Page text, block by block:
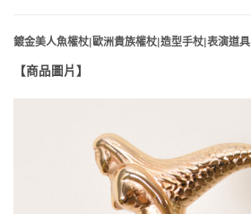
鍍金美人魚權杖|歐洲貴族權杖|造型手杖|表演道具
【商品圖片】